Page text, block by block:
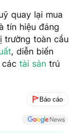
quay lại mua
tín hiệu đáng
trường toàn cầu
, diễn biến
tài sản trú
Báo cáo